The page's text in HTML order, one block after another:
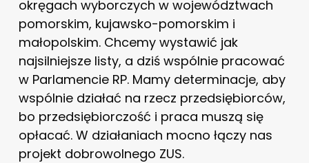
okręgach wyborczych w województwach
pomorskim, kujawsko-pomorskim i
małopolskim. Chcemy wystawić jak
najsilniejsze listy, a dziś wspólnie pracować
w Parlamencie RP. Mamy determinacje, aby
wspólnie działać na rzecz przedsiębiorców,
bo przedsiębiorczość i praca muszą się
opłacać. W działaniach mocno łączy nas
projekt dobrowolnego ZUS.